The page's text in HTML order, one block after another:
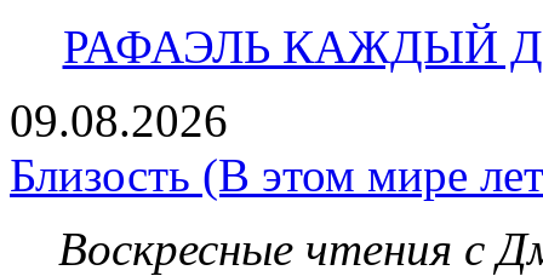
РАФАЭЛЬ КАЖДЫЙ
09.08.2026
Близость (В этом мире
Воскресные чтения с